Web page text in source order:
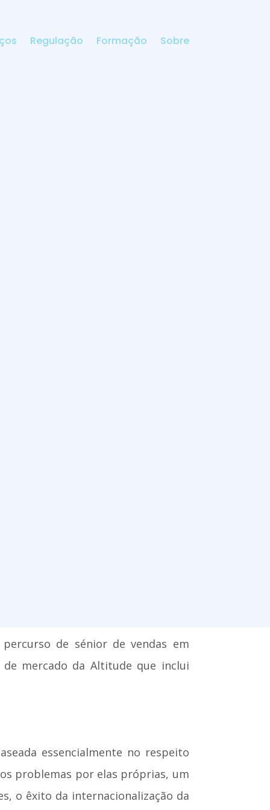
Regulação Formação Sobre
de sénior de vendas em
mercado da Altitude que inclui
essencialmente no respeito
problemas por elas próprias, um
o êxito da internacionalização da